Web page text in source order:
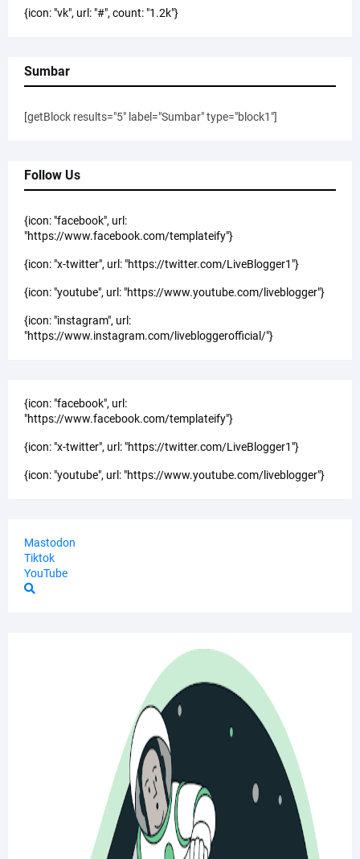
{icon: "vk", url: "#", count: "1.2k"}
Sumbar
[getBlock results="5" label="Sumbar" type="block1"]
Follow Us
{icon: "facebook", url:
"https://www.facebook.com/templateify"}
{icon: "x-twitter", url: "https://twitter.com/LiveBlogger1"}
{icon: "youtube", url: "https://www.youtube.com/liveblogger"}
{icon: "instagram", url:
"https://www.instagram.com/livebloggerofficial/"}
{icon: "facebook", url:
"https://www.facebook.com/templateify"}
{icon: "x-twitter", url: "https://twitter.com/LiveBlogger1"}
{icon: "youtube", url: "https://www.youtube.com/liveblogger"}
Mastodon
Tiktok
YouTube